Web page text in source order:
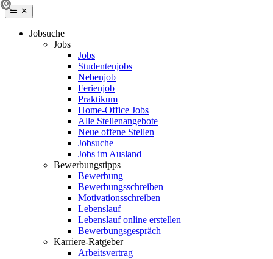
Jobsuche
Jobs
Jobs
Studentenjobs
Nebenjob
Ferienjob
Praktikum
Home-Office Jobs
Alle Stellenangebote
Neue offene Stellen
Jobsuche
Jobs im Ausland
Bewerbungstipps
Bewerbung
Bewerbungsschreiben
Motivationsschreiben
Lebenslauf
Lebenslauf online erstellen
Bewerbungsgespräch
Karriere-Ratgeber
Arbeitsvertrag